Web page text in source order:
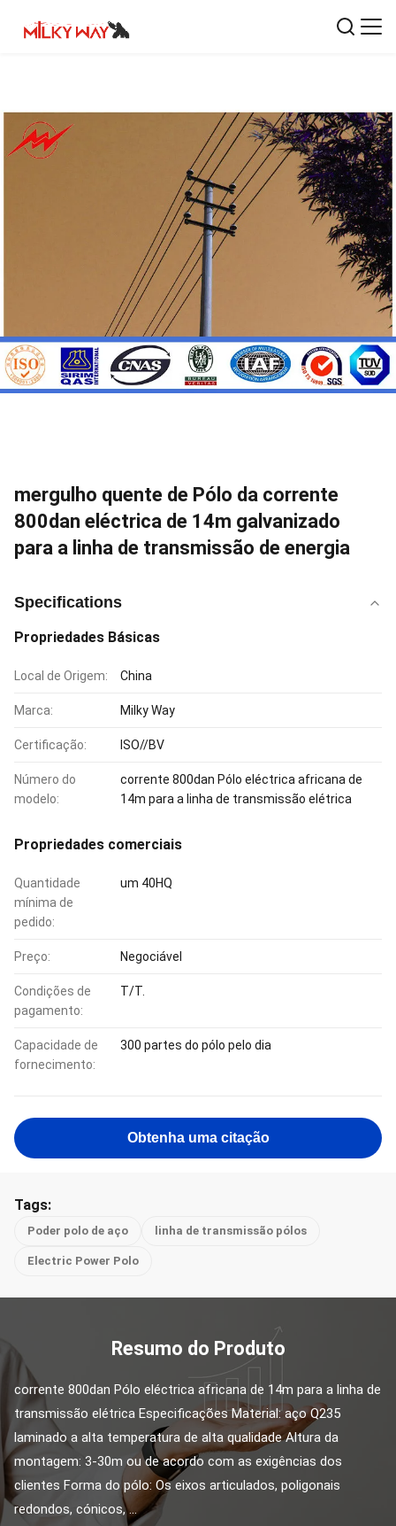
mergulho quente de Pólo da corrente
800dan eléctrica de 14m galvanizado
para a linha de transmissão de energia
Specifications
Propriedades Básicas
Local de Origem: China
Marca: Milky Way
Certificação: ISO//BV
Número do
modelo:
corrente 800dan Pólo eléctrica africana de
14m para a linha de transmissão elétrica
Propriedades comerciais
Quantidade
mínima de
pedido:
um 40HQ
Preço: Negociável
Condições de
pagamento:
T/T.
Capacidade de
fornecimento:
300 partes do pólo pelo dia
Obtenha uma citação
Tags:
Poder polo de aço linha de transmissão pólos
Electric Power Polo
Resumo do Produto
corrente 800dan Pólo eléctrica africana de 14m para a linha de
transmissão elétrica Especificações Material: aço Q235
laminado a alta temperatura de alta qualidade Altura da
montagem: 3-30m ou de acordo com as exigências dos
clientes Forma do pólo: Os eixos articulados, poligonais
redondos, cónicos, ...